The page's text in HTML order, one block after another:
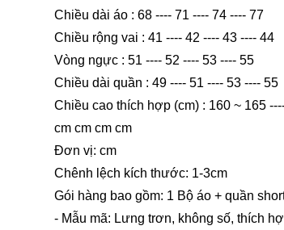
Chiều dài áo : 68 ---- 71 ---- 74 ---- 77
Chiều rộng vai : 41 ---- 42 ---- 43 ---- 44
Vòng ngực : 51 ---- 52 ---- 53 ---- 55
Chiều dài quần : 49 ---- 51 ---- 53 ---- 55
Chiều cao thích hợp (cm) : 160 ~ 165
cm cm cm cm
Đơn vị: cm
Chênh lệch kích thước: 1-3cm
Gói hàng bao gồm: 1 Bộ áo + quần
- Mẫu mã: Lưng trơn, không số, thích